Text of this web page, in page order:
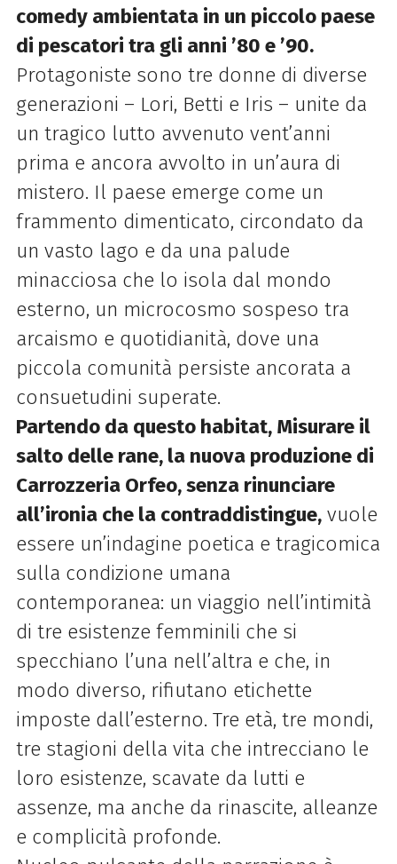
comedy ambientata in un piccolo paese
di pescatori tra gli anni ’80 e ’90.
Protagoniste sono tre donne di diverse
generazioni – Lori, Betti e Iris – unite da
un tragico lutto avvenuto vent’anni
prima e ancora avvolto in un’aura di
mistero. Il paese emerge come un
frammento dimenticato, circondato da
un vasto lago e da una palude
minacciosa che lo isola dal mondo
esterno, un microcosmo sospeso tra
arcaismo e quotidianità, dove una
piccola comunità persiste ancorata a
consuetudini superate.
Partendo da questo habitat, Misurare il
salto delle rane, la nuova produzione di
Carrozzeria Orfeo, senza rinunciare
all’ironia che la contraddistingue,vuole
essere un’indagine poetica e tragicomica
sulla condizione umana
contemporanea: un viaggio nell’intimità
di tre esistenze femminili che si
specchiano l’una nell’altra e che, in
modo diverso, rifiutano etichette
imposte dall’esterno. Tre età, tre mondi,
tre stagioni della vita che intrecciano le
loro esistenze, scavate da lutti e
assenze, ma anche da rinascite, alleanze
e complicità profonde.